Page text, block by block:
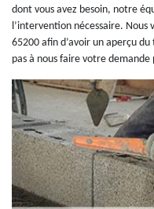
dont vous avez besoin, notre
l’intervention nécessaire. Nous
65200 afin d’avoir un aperçu
pas à nous faire votre demande